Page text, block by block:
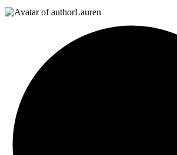
Lauren